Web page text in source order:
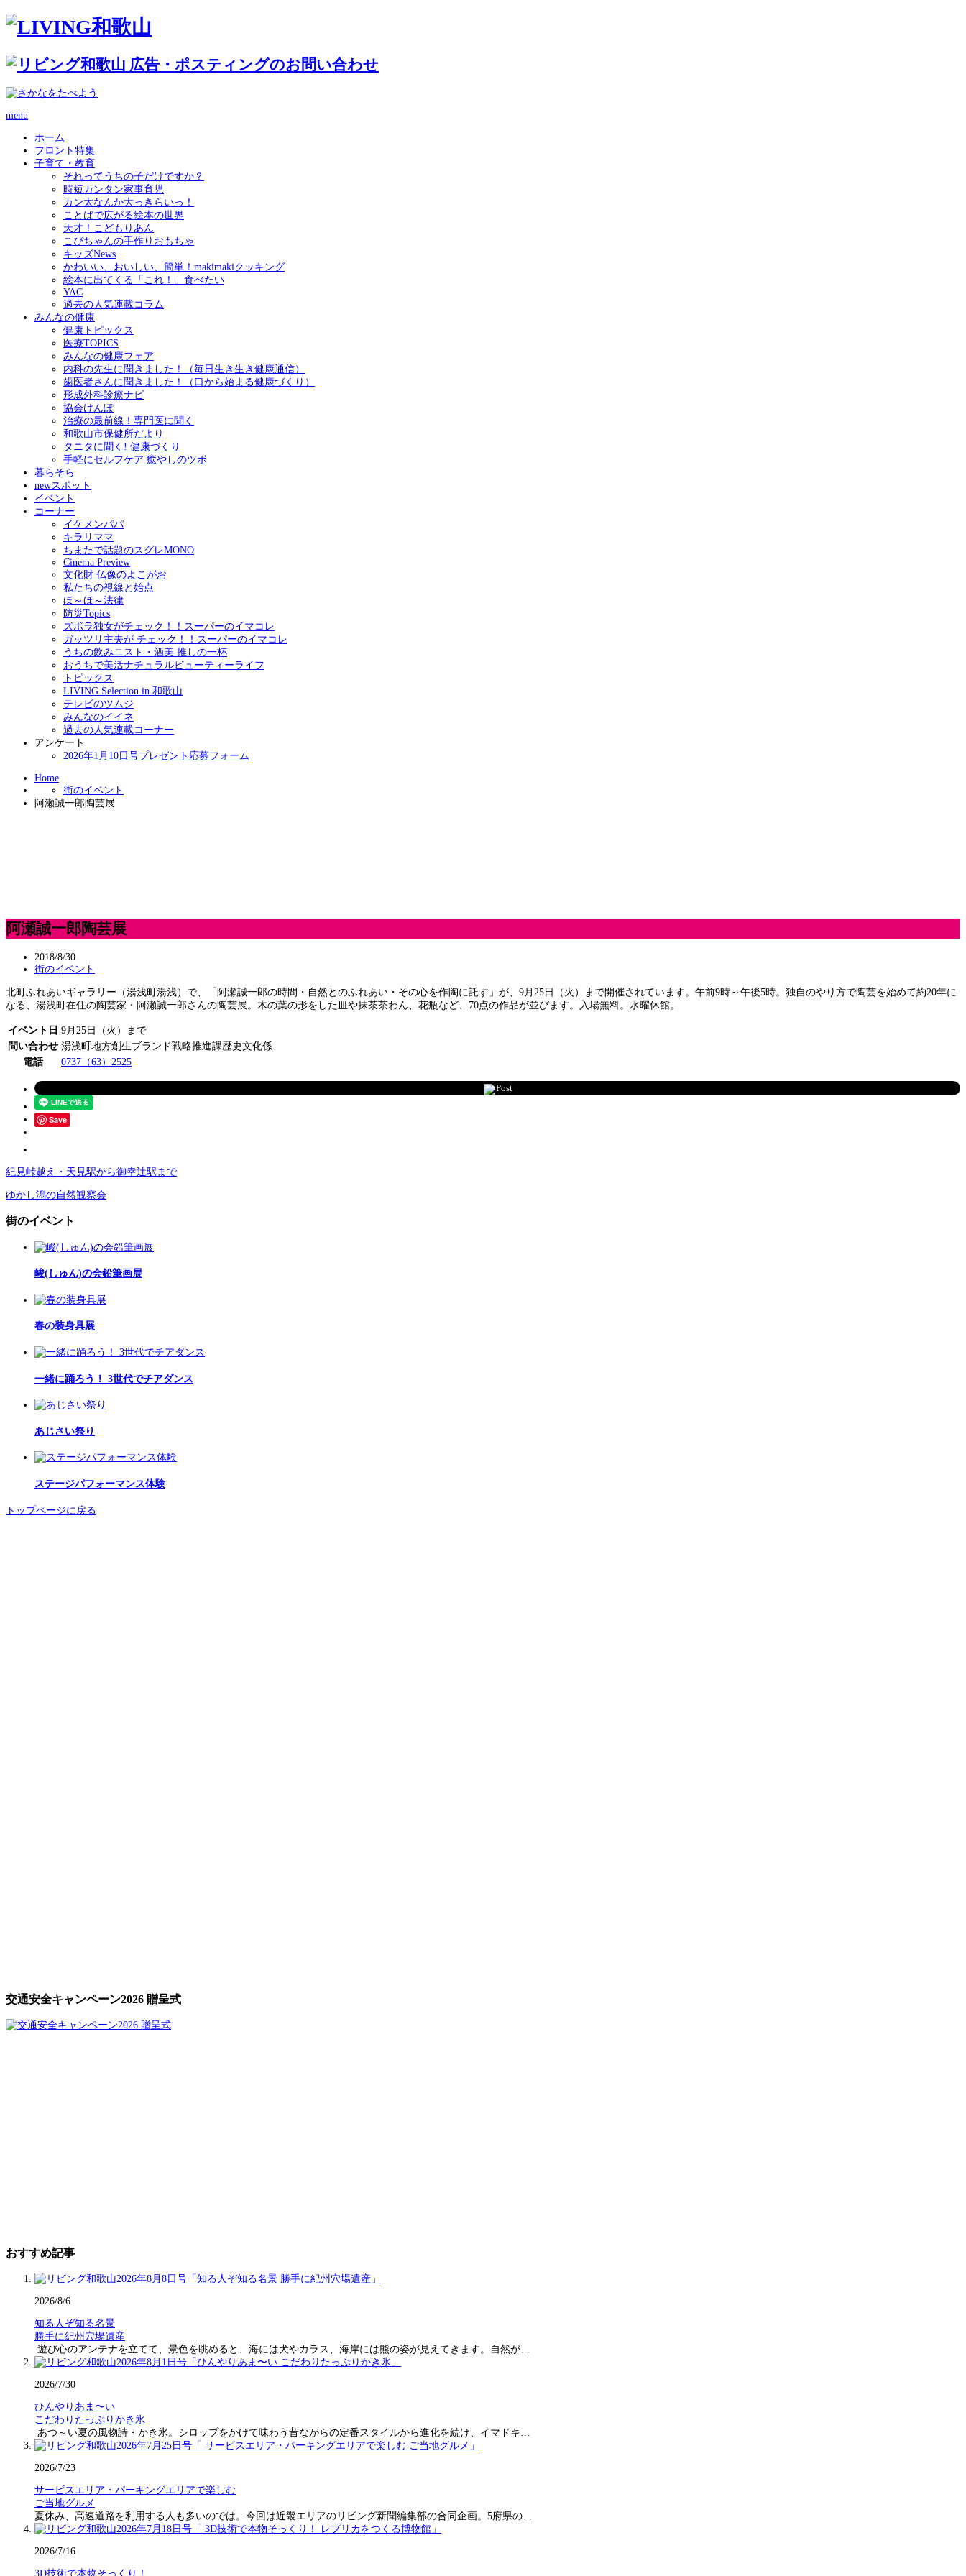
menu
ホーム
フロント特集
子育て・教育
それってうちの子だけですか？
時短カンタン家事育児
カン太なんか大っきらいっ！
ことばで広がる絵本の世界
天才！こどもりあん
こぴちゃんの手作りおもちゃ
キッズNews
かわいい、おいしい、簡単！makimakiクッキング
絵本に出てくる「これ！」食べたい
YAC
過去の人気連載コラム
みんなの健康
健康トピックス
医療TOPICS
みんなの健康フェア
内科の先生に聞きました！（毎日生き生き健康通信）
歯医者さんに聞きました！（口から始まる健康づくり）
形成外科診療ナビ
協会けんぽ
治療の最前線！専門医に聞く
和歌山市保健所だより
タニタに聞く! 健康づくり
手軽にセルフケア 癒やしのツボ
暮らそら
newスポット
イベント
コーナー
イケメンパパ
キラリママ
ちまたで話題のスグレMONO
Cinema Preview
文化財 仏像のよこがお
私たちの視線と始点
ほ～ほ～法律
防災Topics
ズボラ独女がチェック！！スーパーのイマコレ
ガッツリ主夫が チェック！！スーパーのイマコレ
うちの飲みニスト・酒美 推しの一杯
おうちで美活ナチュラルビューティーライフ
トピックス
LIVING Selection in 和歌山
テレビのツムジ
みんなのイイネ
過去の人気連載コーナー
アンケート
2026年1月10日号プレゼント応募フォーム
Home
街のイベント
阿瀬誠一郎陶芸展
阿瀬誠一郎陶芸展
2018/8/30
街のイベント
北町ふれあいギャラリー（湯浅町湯浅）で、「阿瀬誠一郎の時間・自然とのふれあい・その心を作陶に託す」が、9月25日（火）まで開催されています。午前9時～午後5時。独自のやり方で陶芸を始めて約20年に
なる、湯浅町在住の陶芸家・阿瀬誠一郎さんの陶芸展。木の葉の形をした皿や抹茶茶わん、花瓶など、70点の作品が並びます。入場無料。水曜休館。
イベント日 9月25日（火）まで
問い合わせ 湯浅町地方創生ブランド戦略推進課歴史文化係
電話
0737（63）2525
Post
Save
紀見峠越え・天見駅から御幸辻駅まで
ゆかし潟の自然観察会
街のイベント
峻(しゅん)の会鉛筆画展
春の装身具展
一緒に踊ろう！ 3世代でチアダンス
あじさい祭り
ステージパフォーマンス体験
トップページに戻る
交通安全キャンペーン2026 贈呈式
おすすめ記事
2026/8/6
知る人ぞ知る名景
勝手に紀州穴場遺産
遊び心のアンテナを立てて、景色を眺めると、海には犬やカラス、海岸には熊の姿が見えてきます。自然が…
2026/7/30
ひんやりあま〜い
こだわりたっぷりかき氷
あつ～い夏の風物詩・かき氷。シロップをかけて味わう昔ながらの定番スタイルから進化を続け、イマドキ…
2026/7/23
サービスエリア・パーキングエリアで楽しむ
ご当地グルメ
夏休み、高速道路を利用する人も多いのでは。今回は近畿エリアのリビング新聞編集部の合同企画。5府県の…
2026/7/16
3D技術で本物そっくり！